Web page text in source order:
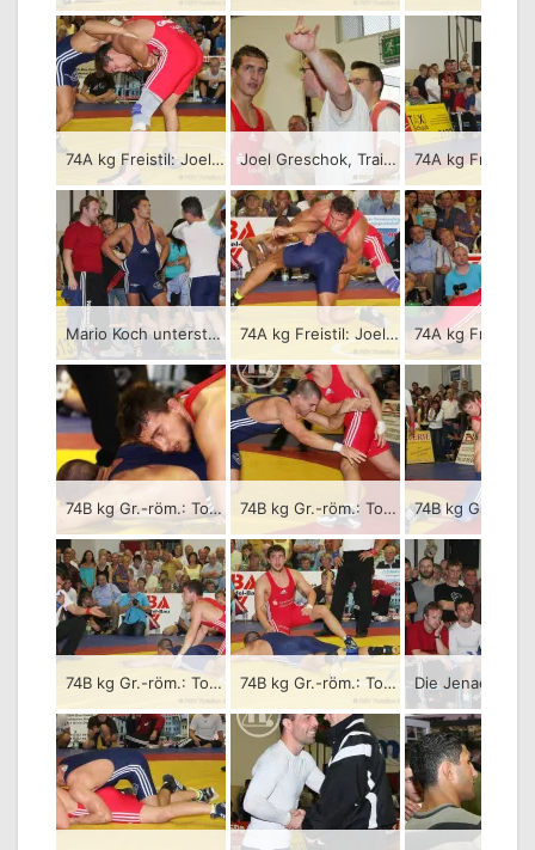
74A kg Freistil: Joel Greschok (rotes Trikot), RSV Rotation Greiz gegen Rüdiger Kabus, KSC Motor Jena – 0:3/PS-0:1-0:2-0:2/06:00 Joel Greschok, Trainer Falk Schlehahn und Betreuer Mario Neudeck , RSV Rotation Greiz
Mario Koch unterstützt Rüdiger Kabus, (beide KSC Motor Jena) 74A kg Freistil: Joel Greschok (rotes Trikot), RSV Rotation Greiz gegen Rüdiger Kabus, KSC Motor Jena – 0:3/PS-0:1-0:2-0:2/06:00
74B kg Gr.-röm.: Toni Stade (rotes Trikot), RSV Rotation Greiz gegen Karel Hanak, KSC Motor Jena – 0:3/PS-1:1-0:1-0:1/06:00 74B kg Gr.-röm.: Toni Stade (rotes Trikot), RSV Rotation Greiz gegen Karel Hanak, KSC Motor Jena – 0:3/PS-1:1-0:1-0:1/06:00
74B kg Gr.-röm.: Toni Stade (rotes Trikot), RSV Rotation Greiz gegen Karel Hanak, KSC Motor Jena – 0:3/PS-1:1-0:1-0:1/06:00 74B kg Gr.-röm.: Toni Stade (rotes Trikot), RSV Rotation Greiz gegen Karel Hanak, KSC Motor Jena – 0:3/PS-1:1-0:1-0:1/06:00